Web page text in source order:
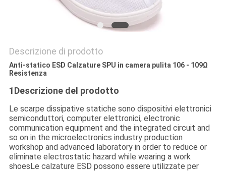
Descrizione di prodotto
Anti-statico ESD Calzature SPU in camera pulita 106 - 109Ω
Resistenza
1Descrizione del prodotto
Le scarpe dissipative statiche sono dispositivi elettronici
semiconduttori, computer elettronici, electronic
communication equipment and the integrated circuit and
so on in the microelectronics industry production
workshop and advanced laboratory in order to reduce or
eliminate electrostatic hazard while wearing a work
shoesLe calzature ESD possono essere utilizzate per